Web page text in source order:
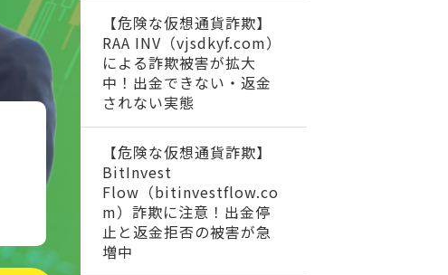
【危険な仮想通貨詐欺】
RAA INV（vjsdkyf.com）
による詐欺被害が拡大
中！出金できない・返金
されない実態
【危険な仮想通貨詐欺】
BitInvest
Flow（bitinvestflow.co
m）詐欺に注意！出金停
止と返金拒否の被害が急
増中